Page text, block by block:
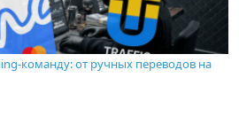
команду: от ручных переводов на